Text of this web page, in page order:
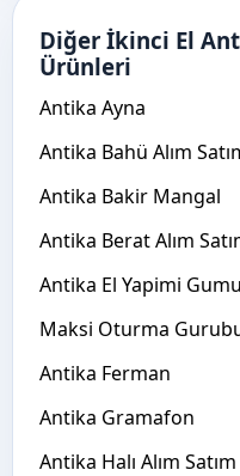
Diğer İkinci El
Ürünleri
Antika Ayna
Antika Bahü Alım
Antika Bakir Mangal
Antika Berat Alım
Antika El Yapimi
Maksi Oturma
Antika Ferman
Antika Gramafon
Antika Halı Alım Satım